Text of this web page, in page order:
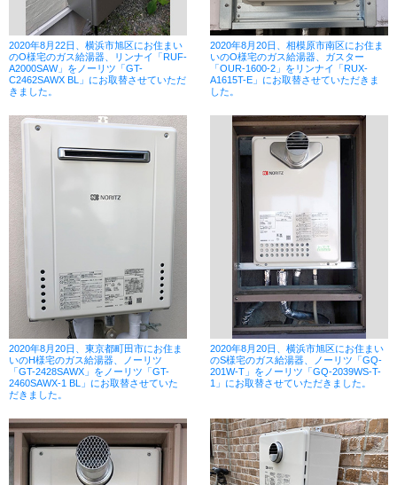
2020年8月22日、横浜市旭区にお住まい
のO様宅のガス給湯器、リンナイ「RUF-
A2000SAW」をノーリツ「GT-
C2462SAWX BL」にお取替させていただ
きました。
2020年8月20日、相模原市南区にお住ま
いのO様宅のガス給湯器、ガスター
「OUR-1600-2」をリンナイ「RUX-
A1615T-E」にお取替させていただきま
した。
2020年8月20日、東京都町田市にお住ま
いのH様宅のガス給湯器、ノーリツ
「GT-2428SAWX」をノーリツ「GT-
2460SAWX-1 BL」にお取替させていた
だきました。
2020年8月20日、横浜市旭区にお住まい
のS様宅のガス給湯器、ノーリツ「GQ-
201W-T」をノーリツ「GQ-2039WS-T-
1」にお取替させていただきました。